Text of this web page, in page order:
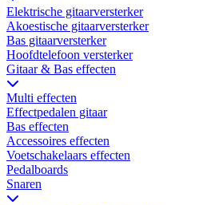
Elektrische gitaarversterker
Akoestische gitaarversterker
Bas gitaarversterker
Hoofdtelefoon versterker
Gitaar & Bas effecten
Multi effecten
Effectpedalen gitaar
Bas effecten
Accessoires effecten
Voetschakelaars effecten
Pedalboards
Snaren